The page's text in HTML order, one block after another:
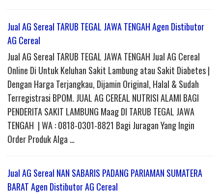
Jual AG Sereal TARUB TEGAL JAWA TENGAH Agen Distibutor
AG Cereal
Jual AG Sereal TARUB TEGAL JAWA TENGAH Jual AG Cereal
Online Di Untuk Keluhan Sakit Lambung atau Sakit Diabetes |
Dengan Harga Terjangkau, Dijamin Original, Halal & Sudah
Terregistrasi BPOM. JUAL AG CEREAL NUTRISI ALAMI BAGI
PENDERITA SAKIT LAMBUNG Maag DI TARUB TEGAL JAWA
TENGAH | WA : 0818-0301-8821 Bagi Juragan Yang Ingin
Order Produk Alga …
Jual AG Sereal NAN SABARIS PADANG PARIAMAN SUMATERA
BARAT Agen Distibutor AG Cereal